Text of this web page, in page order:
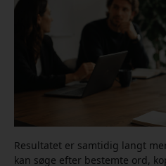
Resultatet er samtidig langt
kan søge efter bestemte ord,